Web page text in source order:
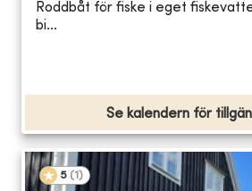
Roddbåt för fiske i eget
bi...
Se kalendern för
5 (1 )